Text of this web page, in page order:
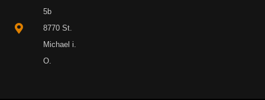
5b
8770 St.
Michael i.
O.